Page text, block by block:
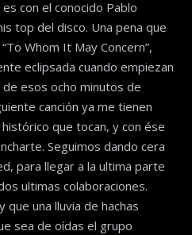
con el conocido Pablo
top del disco. Una pena que
Whom It May Concern”,
eclipsada cuando empiezan
esos ocho minutos de
canción ya me tienen
que tocan, y con ése
Seguimos dando cera
para llegar a la ultima parte
ultimas colaboraciones.
que una lluvia de hachas
sea de oídas el grupo